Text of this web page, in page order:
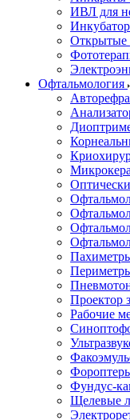
ИВЛ для
Открытые
Офтальмология
Проектор
Рабочие
Фундус-
Щелевые